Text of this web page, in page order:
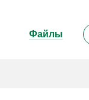
Файлы